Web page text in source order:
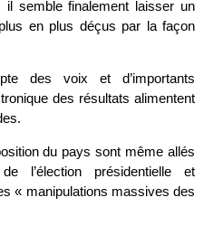
il semble finalement laisser un
en plus déçus par la façon
des voix et d’importants
des résultats alimentent
du pays sont même allés
l’élection présidentielle et
« manipulations massives des